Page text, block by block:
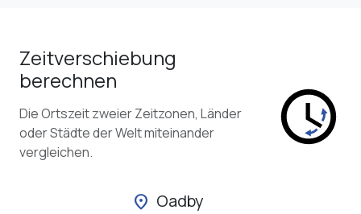
Zeitverschiebung
berechnen
Die Ortszeit zweier Zeitzonen, Länder
oder Städte der Welt miteinander
vergleichen.
location_on Oadby